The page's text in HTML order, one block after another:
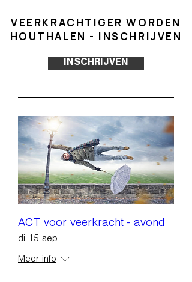
VEERKRACHTIGER WORDEN
HOUTHALEN - INSCHRIJVEN
INSCHRIJVEN
ACT voor veerkracht - avond
di 15 sep
Meer info